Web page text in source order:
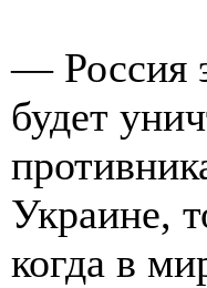
— Россия
будет
Украине,
когда в